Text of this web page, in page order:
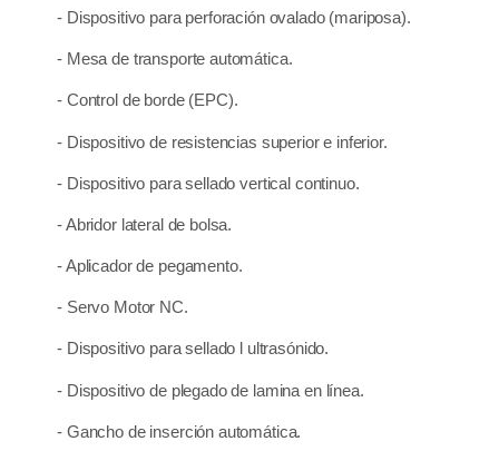
- Dispositivo para perforación ovalado (mariposa).
- Mesa de transporte automática.
- Control de borde (EPC).
- Dispositivo de resistencias superior e inferior.
- Dispositivo para sellado vertical continuo.
- Abridor lateral de bolsa.
- Aplicador de pegamento.
- Servo Motor NC.
- Dispositivo para sellado l ultrasónido.
- Dispositivo de plegado de lamina en línea.
- Gancho de inserción automática.